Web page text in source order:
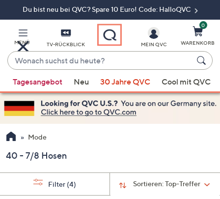
Du bist neu bei QVC? Spare 10 Euro! Code: HalloQVC
MENÜ TV-RÜCKBLICK
Wonach
suchst
du
heute?
Vorschläge
verfügbar
sind,
verwenden
Sie
Pfeiltasten
nach
und
MEIN QVC
0
WARENKORB
Tagesangebot Neu 30 Jahre QVC Cool mit QVC
Mode
40 - 7/8 Hosen
Sortieren:Top-Treffer
Filter (4)